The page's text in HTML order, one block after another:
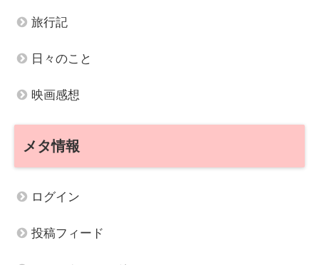
旅行記
日々のこと
映画感想
メタ情報
ログイン
投稿フィード